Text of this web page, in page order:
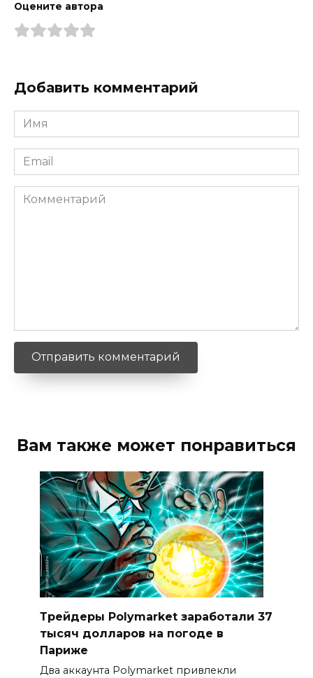
Оцените автора
Добавить комментарий
Имя
*
Email
*
Комментарий
Вам также может понравиться
Трейдеры Polymarket заработали 37
тысяч долларов на погоде в
Париже
Два аккаунта Polymarket привлекли